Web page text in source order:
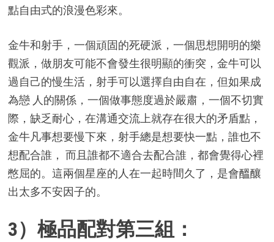
點自由式的浪漫色彩來。
金牛和射手，一個頑固的死硬派，一個思想開明的樂
觀派，做朋友可能不會發生很明顯的衝突，金牛可以
過自己的慢生活，射手可以選擇自由自在，但如果成
為戀 人的關係，一個做事態度過於嚴肅，一個不切實
際，缺乏耐心，在溝通交流上就存在很大的矛盾點，
金牛凡事想要慢下來，射手總是想要快一點，誰也不
想配合誰， 而且誰都不適合去配合誰，都會覺得心裡
憋屈的。這兩個星座的人在一起時間久了，是會醞釀
出太多不安因子的。
3）極品配對第三組：